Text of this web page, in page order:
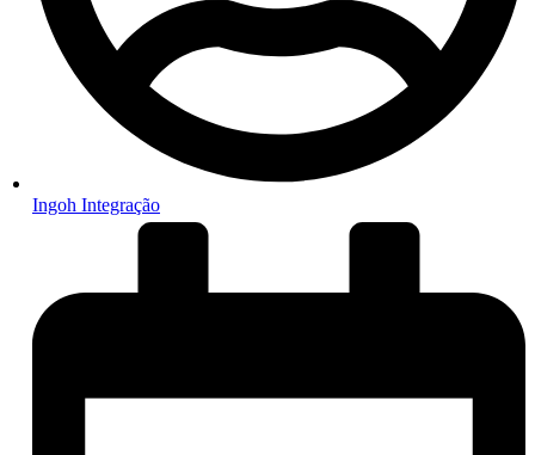
Ingoh Integração